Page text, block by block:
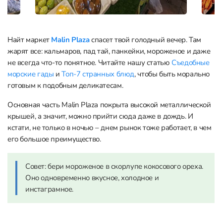
Найт маркет Malin Plazaспасет твой голодный вечер. Там
жарят все: кальмаров, пад тай, панкейки, мороженое и даже
не всегда что-то понятное. Читайте нашу статью Съедобные
морские гады иТоп-7 странных блюд, чтобы быть морально
готовым к подобным деликатесам.
Основная часть Malin Plaza покрыта высокой металлической
крышей, а значит, можно прийти сюда даже в дождь. И
кстати, не только в ночью – днем рынок тоже работает, в чем
его большое преимущество.
Совет: бери мороженое в скорлупе кокосового ореха.
Оно одновременно вкусное, холодное и
инстаграмное.